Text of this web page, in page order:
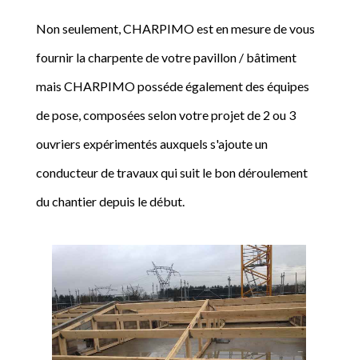
Non seulement, CHARPIMO est en mesure de vous
fournir la charpente de votre pavillon / bâtiment
mais CHARPIMO posséde également des équipes
de pose, composées selon votre projet de 2 ou 3
ouvriers expérimentés auxquels s'ajoute un
conducteur de travaux qui suit le bon déroulement
du chantier depuis le début.